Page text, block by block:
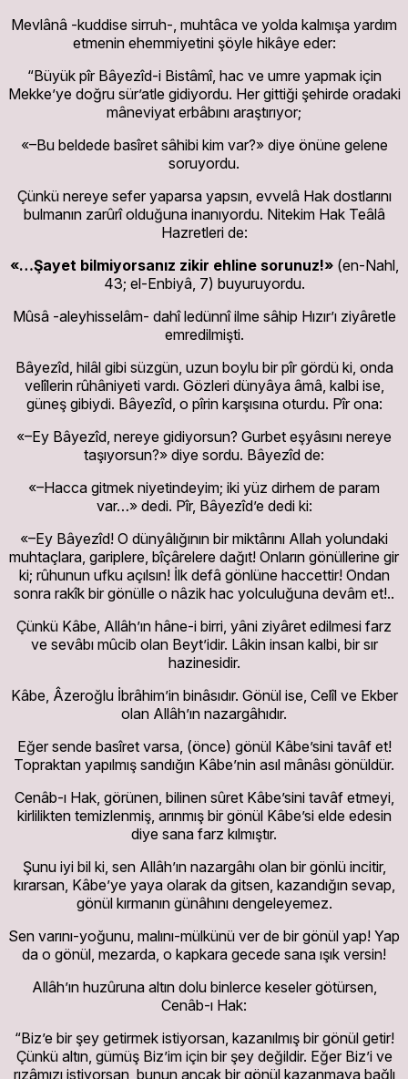
Mevlânâ -kuddise sirruh-, muhtâca ve yolda kalmışa yardım
etmenin ehemmiyetini şöyle hikâye eder:
“Büyük pîr Bâyezîd-i Bistâmî, hac ve umre yapmak için
Mekke’ye doğru sür’atle gidiyordu. Her gittiği şehirde oradaki
mâneviyat erbâbını araştırıyor;
«–Bu beldede basîret sâhibi kim var?» diye önüne gelene
soruyordu.
Çünkü nereye sefer yaparsa yapsın, evvelâ Hak dostlarını
bulmanın zarûrî olduğuna inanıyordu. Nitekim Hak Teâlâ
Hazretleri de:
«…Şayet bilmiyorsanız zikir ehline sorunuz!»(en-Nahl,
43; el-Enbiyâ, 7) buyuruyordu.
Mûsâ -aleyhisselâm- dahî ledünnî ilme sâhip Hızır’ı ziyâretle
emredilmişti.
Bâyezîd, hilâl gibi süzgün, uzun boylu bir pîr gördü ki, onda
velîlerin rûhâniyeti vardı. Gözleri dünyâya âmâ, kalbi ise,
güneş gibiydi. Bâyezîd, o pîrin karşısına oturdu. Pîr ona:
«–Ey Bâyezîd, nereye gidiyorsun? Gurbet eşyâsını nereye
taşıyorsun?» diye sordu. Bâyezîd de:
«–Hacca gitmek niyetindeyim; iki yüz dirhem de param
var…» dedi. Pîr, Bâyezîd’e dedi ki:
«–Ey Bâyezîd! O dünyâlığının bir miktârını Allah yolundaki
muhtaçlara, gariplere, bîçârelere dağıt! Onların gönüllerine gir
ki; rûhunun ufku açılsın! İlk defâ gönlüne haccettir! Ondan
sonra rakîk bir gönülle o nâzik hac yolculuğuna devâm et!..
Çünkü Kâbe, Allâh’ın hâne-i birri, yâni ziyâret edilmesi farz
ve sevâbı mûcib olan Beyt’idir. Lâkin insan kalbi, bir sır
hazinesidir.
Kâbe, Âzeroğlu İbrâhim’in binâsıdır. Gönül ise, Celîl ve Ekber
olan Allâh’ın nazargâhıdır.
Eğer sende basîret varsa, (önce) gönül Kâbe’sini tavâf et!
Topraktan yapılmış sandığın Kâbe’nin asıl mânâsı gönüldür.
Cenâb-ı Hak, görünen, bilinen sûret Kâbe’sini tavâf etmeyi,
kirlilikten temizlenmiş, arınmış bir gönül Kâbe’si elde edesin
diye sana farz kılmıştır.
Şunu iyi bil ki, sen Allâh’ın nazargâhı olan bir gönlü incitir,
kırarsan, Kâbe’ye yaya olarak da gitsen, kazandığın sevap,
gönül kırmanın günâhını dengeleyemez.
Sen varını-yoğunu, malını-mülkünü ver de bir gönül yap! Yap
da o gönül, mezarda, o kapkara gecede sana ışık versin!
Allâh’ın huzûruna altın dolu binlerce keseler götürsen,
Cenâb-ı Hak:
“Biz’e bir şey getirmek istiyorsan, kazanılmış bir gönül getir!
Çünkü altın, gümüş Biz’im için bir şey değildir. Eğer Biz’i ve
rızâmızı istiyorsan, bunun ancak bir gönül kazanmaya bağlı